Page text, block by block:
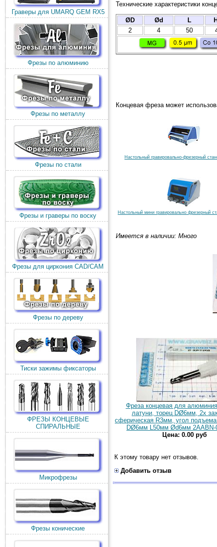
Граверы для UMARQ GEM RX5
Фрезы по алюминию
Фрезы по металлу
Фрезы по стали
Фрезы и граверы по воску
Фрезы для циркония CAD/CAM
Фрезы по дереву
Тиски зажимы фиксаторы
ФРЕЗЫ КОНЦЕВЫЕ
СПИРАЛЬНЫЕ
Микрофрезы
Фрезы конические
Технические характеристики
ØD Ød L
2
4 50
Концевая фреза может
Настольный гравировально-фрезерный
Настольный мини гравировально фрезерный
Имеется в наличии: Много
Фреза концевая для
латуни, торец DØ6мм, 2х
сферическая R3мм, угол подъема
DØ6мм L50мм Ød6мм 2AABN-
Цена: 0.00 руб
К этому товару нет отзывов.
Добавить отзыв